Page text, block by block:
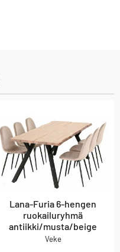
Lana-Furia 6-hengen
ruokailuryhmä
antiikki/musta/beige
Veke